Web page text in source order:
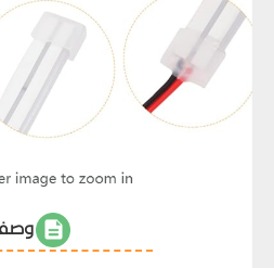
وصف